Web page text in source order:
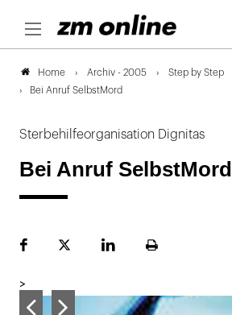
Home Archiv - 2005
Step by Step
Bei Anruf SelbstMord
Sterbehilfeorganisation Dignitas
Bei Anruf SelbstMord
FacebookPlattformLinekdInSeite
>